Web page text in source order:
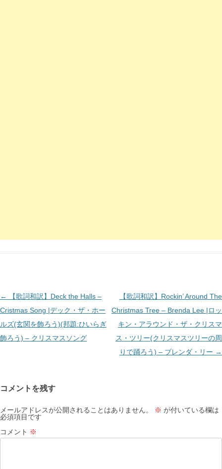
投
稿
ナ
ビ
ョ
ン
←
【歌詞和訳】Deck the Halls –
Cristmas Song |デック・ザ・ホー
ルズ(玄関を飾ろう)(邦題:ひいらぎ
飾ろう) – クリスマスソング
【歌詞和訳】Rockin’ Around The
Christmas Tree – Brenda Lee |ロッ
キン・アラウンド・ザ・クリスマ
ス・ツリー(クリスマスツリーの周
りで踊ろう) – ブレンダ・リー →
コメントを残す
メールアドレスが公開されることはありません。 ※ が付いている欄は
必須項目です
コメント ※